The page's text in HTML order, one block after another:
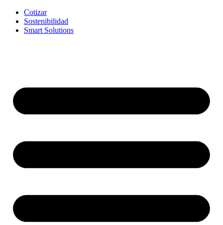
contenido
Cotizar
Sostenibilidad
Smart Solutions